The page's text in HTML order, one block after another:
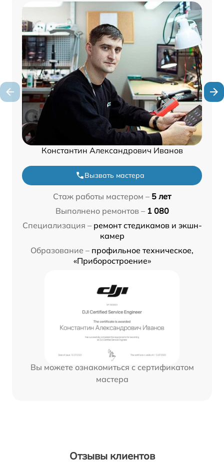
Константин Александрович Иванов
Вызвать мастера
Стаж работы мастером – 5 лет
Выполнено ремонтов – 1 080
Специализация – ремонт стедикамов и экшн-
камер
Образование – профильное техническое,
«Приборостроение»
Вы можете ознакомиться с сертификатом
мастера
Отзывы клиентов